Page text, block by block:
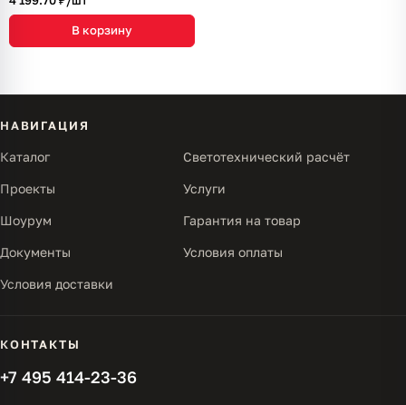
В корзину
НАВИГАЦИЯ
Каталог Светотехнический расчёт
Проекты Услуги
Шоурум Гарантия на товар
Документы Условия оплаты
Условия доставки
КОНТАКТЫ
+7 495 414-23-36